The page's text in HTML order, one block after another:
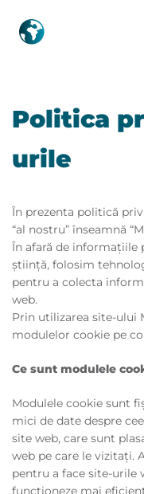
Politica
urile
În prezenta politică
“al nostru” înseamnă
În afară de informațiile
știință, folosim
pentru a colecta
web.
Prin utilizarea site-ului
modulelor cookie pe
Ce sunt modulele
Modulele cookie sunt
mici de date despre
site web, care sunt
web pe care le vizitați.
pentru a face site-urile
funcționeze mai